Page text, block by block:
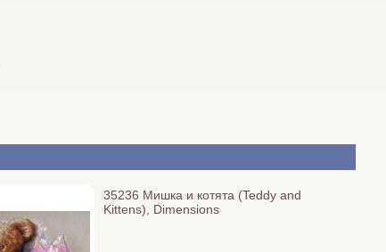
35236 Мишка и котята (Teddy and
Kittens), Dimensions